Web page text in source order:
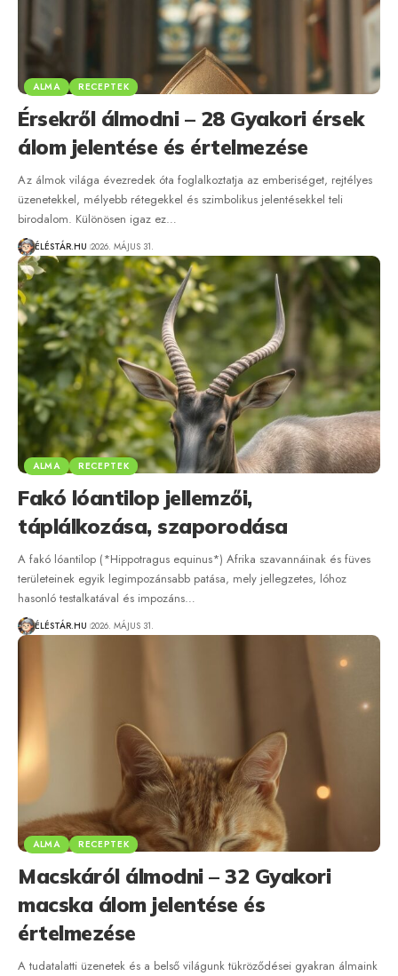
ALMA RECEPTEK
Érsekről álmodni – 28 Gyakori érsek
álom jelentése és értelmezése
Az álmok világa évezredek óta foglalkoztatja az emberiséget, rejtélyes
üzenetekkel, mélyebb rétegekkel és szimbolikus jelentésekkel teli
birodalom. Különösen igaz ez…
ÉLÉSTÁR.HU 2026. MÁJUS 31.
ALMA RECEPTEK
Fakó lóantilop jellemzői,
táplálkozása, szaporodása
A fakó lóantilop (*Hippotragus equinus*) Afrika szavannáinak és füves
területeinek egyik legimpozánsabb patása, mely jellegzetes, lóhoz
hasonló testalkatával és impozáns…
ÉLÉSTÁR.HU 2026. MÁJUS 31.
ALMA RECEPTEK
Macskáról álmodni – 32 Gyakori
macska álom jelentése és
értelmezése
A tudatalatti üzenetek és a belső világunk tükröződései gyakran álmaink